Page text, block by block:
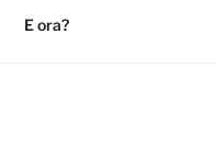
E ora?